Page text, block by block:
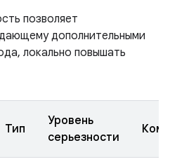
позволяет
дополнительными
локально повышать
Тип
Уровень
серьезности